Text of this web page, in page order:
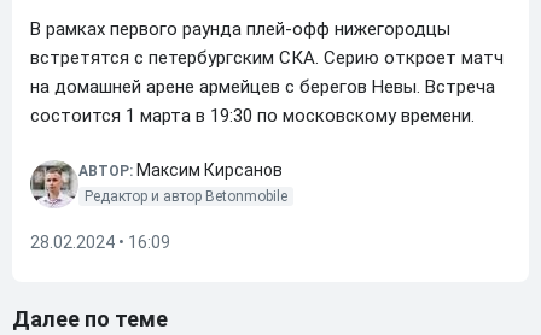
В рамках первого раунда плей-офф нижегородцы
встретятся с петербургским СКА. Серию откроет матч
на домашней арене армейцев с берегов Невы. Встреча
состоится 1 марта в 19:30 по московскому времени.
АВТОР: Максим Кирсанов
Редактор и автор Betonmobile
28.02.2024 • 16:09
Далее по теме